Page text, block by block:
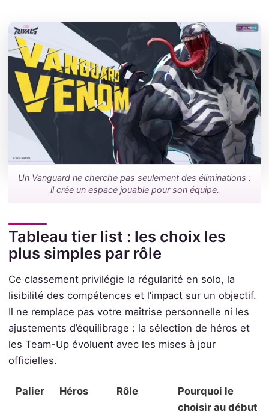
Un Vanguard ne cherche pas seulement des éliminations :
il crée un espace jouable pour son équipe.
Tableau tier list : les choix les
plus simples par rôle
Ce classement privilégie la régularité en solo, la
lisibilité des compétences et l’impact sur un objectif.
Il ne remplace pas votre maîtrise personnelle ni les
ajustements d’équilibrage : la sélection de héros et
les Team-Up évoluent avec les mises à jour
officielles.
Palier Héros Rôle
Pourquoi le
choisir au début